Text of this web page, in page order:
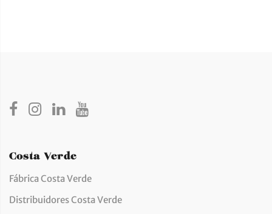
Costa Verde
Fábrica Costa Verde
Distribuidores Costa Verde